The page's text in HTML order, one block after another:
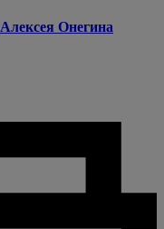
Алексея Онегина